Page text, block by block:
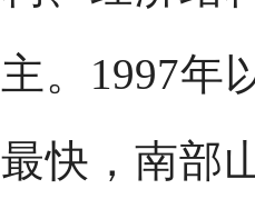
主。1997年
最快，南部